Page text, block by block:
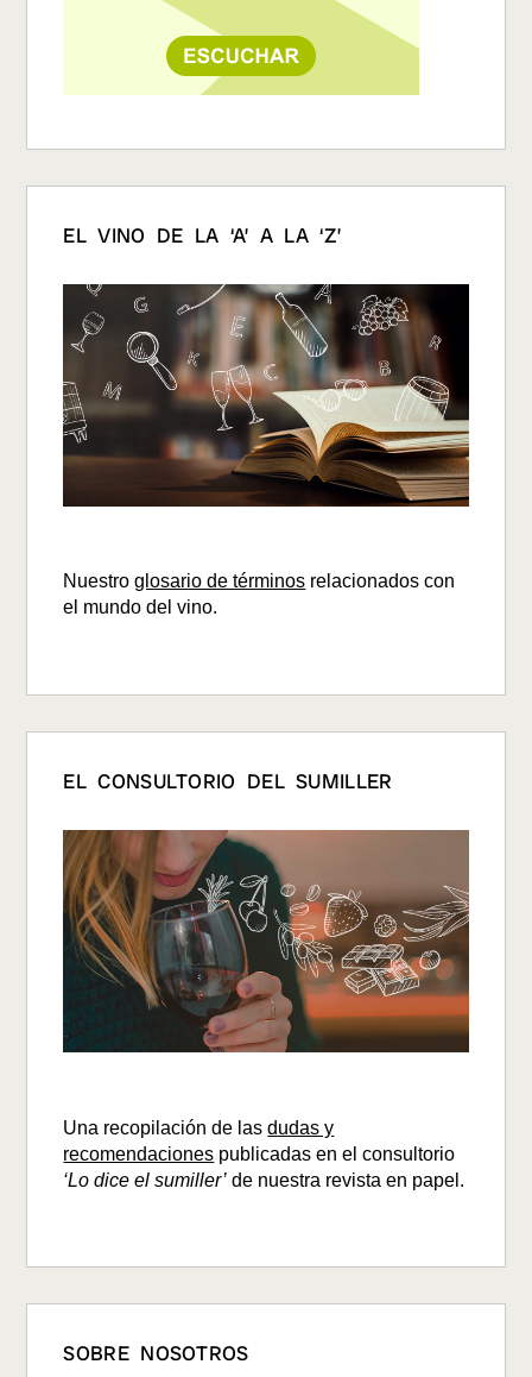
EL VINO DE LA ‘A’ A LA ‘Z’
Nuestroglosario de términos relacionados con
el mundo del vino.
EL CONSULTORIO DEL SUMILLER
Una recopilación de lasdudas y
recomendaciones publicadas en el consultorio
‘Lo dice el sumiller’ de nuestra revista en papel.
SOBRE NOSOTROS